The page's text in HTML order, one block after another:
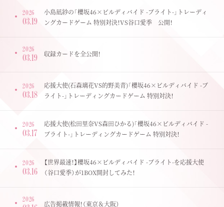
2026
03.19
小島凪紗の「櫻坂46×ビルディバイド -ブライト-」トレーディ
ングカードゲーム 特別対決！VS谷口愛季 公開！
2026
03.19 収録カードを全公開！
2026
03.18
応援大使(石森璃花VS的野美青)「櫻坂46×ビルディバイド -ブ
ライト-」トレーディングカードゲーム 特別対決！
2026
03.17
応援大使(松田里奈VS森田ひかる)「櫻坂46×ビルディバイド -
ブライト-」トレーディングカードゲーム 特別対決！
2026
03.16
【世界最速！】櫻坂46×ビルディバイド -ブライト-を応援大使
（谷口愛季）が1BOX開封してみた！
2026
広告掲載情報！（東京＆大阪）